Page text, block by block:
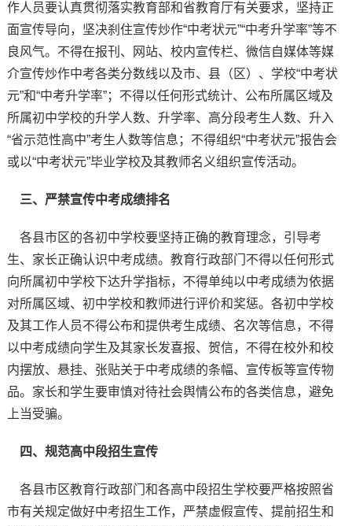
作人员要认真贯彻落实教育部和省教育厅有关要求，坚持正
面宣传导向，坚决刹住宣传炒作“中考状元”“中考升学率”等不
良风气。不得在报刊、网站、校内宣传栏、微信自媒体等媒
介宣传炒作中考各类分数线以及市、县（区）、学校“中考状
元”和“中考升学率”；不得以任何形式统计、公布所属区域及
所属初中学校的升学人数、升学率、高分段考生人数、升入
“省示范性高中”考生人数等信息；不得组织“中考状元”报告会
或以“中考状元”毕业学校及其教师名义组织宣传活动。
三、严禁宣传中考成绩排名
各县市区的各初中学校要坚持正确的教育理念，引导考
生、家长正确认识中考成绩。教育行政部门不得以任何形式
向所属初中学校下达升学指标，不得单纯以中考成绩为依据
对所属区域、初中学校和教师进行评价和奖惩。各初中学校
及其工作人员不得公布和提供考生成绩、名次等信息，不得
以中考成绩向学生及其家长发喜报、贺信，不得在校外和校
内摆放、悬挂、张贴关于中考成绩的条幅、宣传板等宣传物
品。家长和学生要审慎对待社会舆情公布的各类信息，避免
上当受骗。
四、规范高中段招生宣传
各县市区教育行政部门和各高中段招生学校要严格按照省
市有关规定做好中考招生工作，严禁虚假宣传、提前招生和